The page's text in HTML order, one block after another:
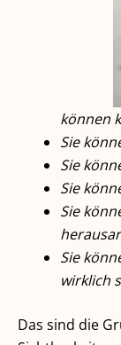
können
Sie
Sie
Sie
Sie
Sie
wirklich
Das sind die